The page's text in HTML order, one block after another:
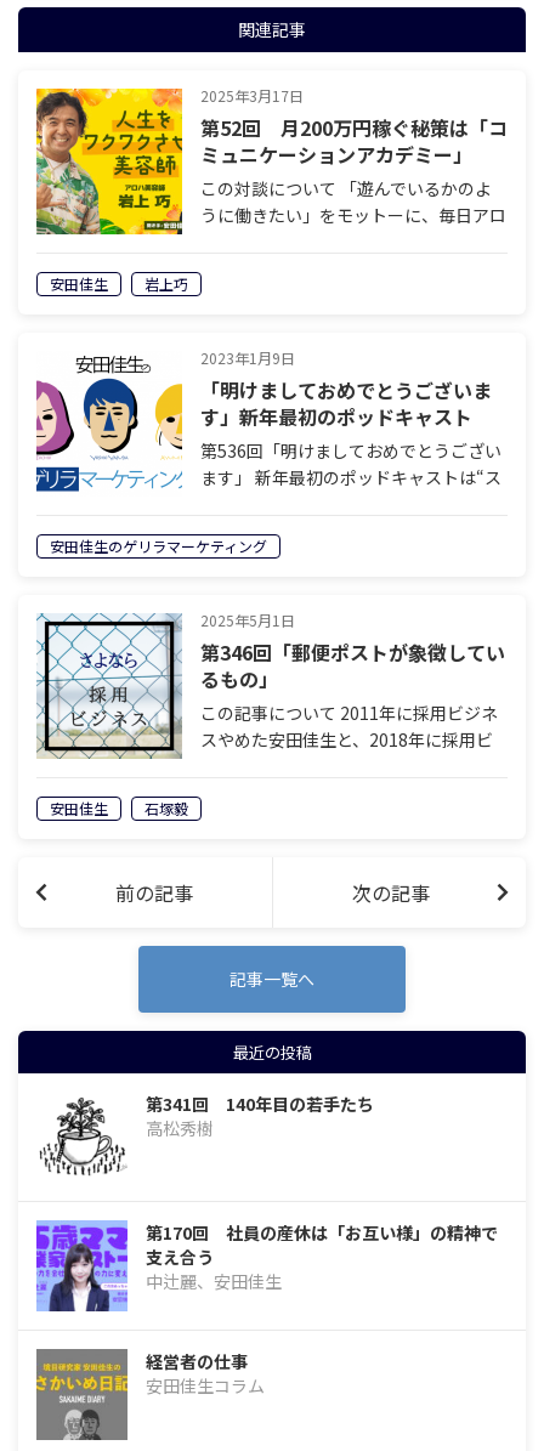
関連記事
2025年3月17日
第52回 月200万円稼ぐ秘策は「コ
ミュニケーションアカデミー」
この対談について 「遊んでいるかのよ
うに働きたい」をモットーに、毎日アロ
上巧さん。自身が経営するヘアサロン
「mahaloco（マハロコ）」には、岩上
安田佳生 岩上巧
2023年1月9日
「明けましておめでとうございま
す」新年最初のポッドキャスト
は“ストレス”について。【読む
Podcast | ゲリラマーケティング】
第536回「明けましておめでとうござい
ます」 新年最初のポッドキャストは“ス
がな」を連発された安田のストレスの原
因は何か。 栃尾 あけましておめでとう
安田佳生のゲリラマーケティング
2025年5月1日
第346回「郵便ポストが象徴してい
るもの」
この記事について 2011年に採用ビジネ
スやめた安田佳生と、2018年に採用ビ
二人は採用ビジネスにサヨナラしたの
か。今後、採用ビジネスはどのように変
安田佳生 石塚毅
前の記事 次の記事
記事一覧へ
最近の投稿
第341回 140年目の若手たち
高松秀樹
第170回 社員の産休は「お互い様」の精神で
支え合う
中辻麗、安田佳生
経営者の仕事
安田佳生コラム